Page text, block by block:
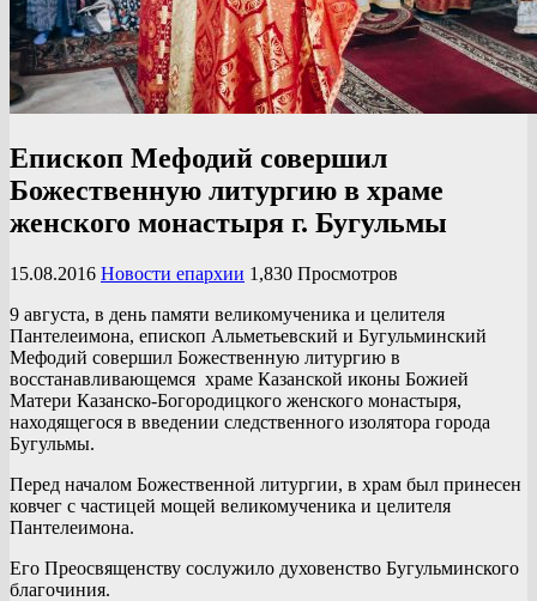
Епископ Мефодий совершил
Божественную литургию в храме
женского монастыря г. Бугульмы
15.08.2016 Новости епархии 1,830 Просмотров
9 августа, в день памяти великомученика и целителя
Пантелеимона, епископ Альметьевский и Бугульминский
Мефодий совершил Божественную литургию в
восстанавливающемся храме Казанской иконы Божией
Матери Казанско-Богородицкого женского монастыря,
находящегося в введении следственного изолятора города
Бугульмы.
Перед началом Божественной литургии, в храм был принесен
ковчег с частицей мощей великомученика и целителя
Пантелеимона.
Его Преосвященству сослужило духовенство Бугульминского
благочиния.